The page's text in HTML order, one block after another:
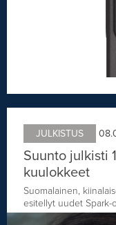
JULKISTUS
Suunto julkisti
kuulokkeet
Suomalainen,
esitellyt uudet Spark-